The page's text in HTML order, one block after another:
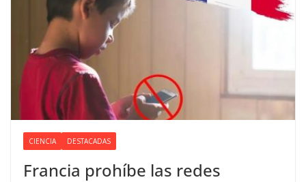
CIENCIA DESTACADAS
Francia prohíbe las redes